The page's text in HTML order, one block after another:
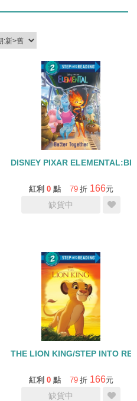
INTO READING/LEVEL 2
DISNEY PIXAR
紅利 0 點 79 折 166元
缺貨中
TROUBLE/STEP INTO
THE LION KING/STEP INTO
紅利 0 點 79 折 166元
缺貨中